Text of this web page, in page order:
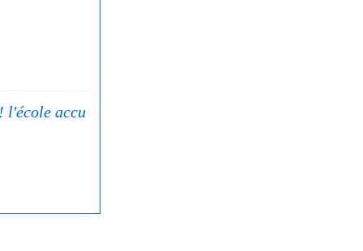
l'école accu